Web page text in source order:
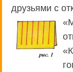
друзьями с